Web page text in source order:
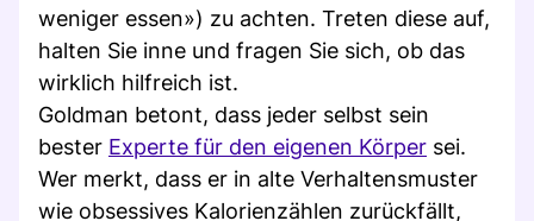
weniger essen») zu achten. Treten diese auf,
halten Sie inne und fragen Sie sich, ob das
wirklich hilfreich ist.
Goldman betont, dass jeder selbst sein
bester Experte für den eigenen Körper sei.
Wer merkt, dass er in alte Verhaltensmuster
wie obsessives Kalorienzählen zurückfällt,